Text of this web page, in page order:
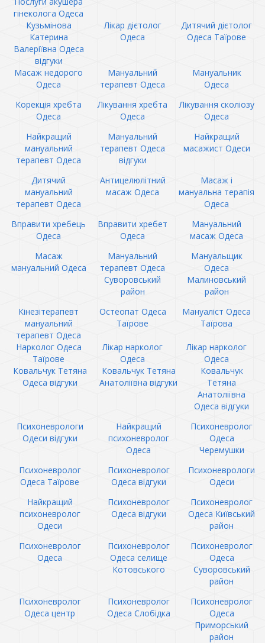
гінеколога Одеса
Кузьмінова
Катерина
Валеріївна Одеса
відгуки
Лікар дієтолог
Одеса
Дитячий дієтолог
Одеса Таїрове
Масаж недорого
Одеса
Мануальний
терапевт Одеса
Мануальник
Одеса
Корекція хребта
Одеса
Лікування хребта
Одеса
Лікування сколіозу
Одеса
Найкращий
мануальний
терапевт Одеса
Мануальний
терапевт Одеса
відгуки
Найкращий
масажист Одеси
Дитячий
мануальний
терапевт Одеса
Антицелюлітний
масаж Одеса
Масаж і
мануальна терапія
Одеса
Вправити хребець
Одеса
Вправити хребет
Одеса
Мануальний
масаж Одеса
Масаж
мануальний Одеса
Мануальний
терапевт Одеса
Суворовський
район
Мануальщик
Одеса
Малиновський
район
Кінезітерапевт
мануальний
терапевт Одеса
Остеопат Одеса
Таїрове
Мануаліст Одеса
Таїрова
Нарколог Одеса
Таїрове
Лікар нарколог
Одеса
Лікар нарколог
Одеса
Ковальчук Тетяна
Одеса відгуки
Ковальчук Тетяна
Анатоліївна відгуки
Ковальчук
Тетяна
Анатоліївна
Одеса відгуки
Психоневрологи
Одеси відгуки
Найкращий
психоневролог
Одеса
Психоневролог
Одеса
Черемушки
Психоневролог
Одеса Таїрове
Психоневролог
Одеса відгуки
Психоневрологи
Одеси
Найкращий
психоневролог
Одеси
Психоневролог
Одеса відгуки
Психоневролог
Одеса Київський
район
Психоневролог
Одеса
Психоневролог
Одеса селище
Котовського
Психоневролог
Одеса
Суворовський
район
Психоневролог
Одеса центр
Психоневролог
Одеса Слобідка
Психоневролог
Одеса
Приморський
район